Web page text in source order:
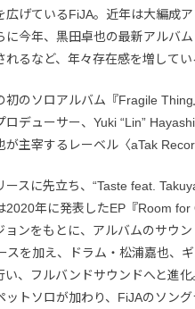
広げているFiJA。近年は大編成
に今年、黒田卓也の最新アルバ
れるなど、年々存在感を増してい
初のソロアルバム『Fragile
ロデューサー、Yuki “Lin”
が主宰するレーベル〈aTak
ースに先立ち、“Taste feat.
2020年に発表したEP『Room
ョンをもとに、アルバムのサウ
スを加え、ドラム・松浦嘉也、
い、フルバンドサウンドへと進
ットソロが加わり、FiJAのソン